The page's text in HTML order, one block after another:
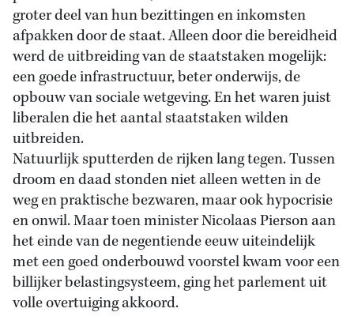
groter deel van hun bezittingen en inkomsten
afpakken door de staat. Alleen door die bereidheid
werd de uitbreiding van de staatstaken mogelijk:
een goede infrastructuur, beter onderwijs, de
opbouw van sociale wetgeving. En het waren juist
liberalen die het aantal staatstaken wilden
uitbreiden.
Natuurlijk sputterden de rijken lang tegen. Tussen
droom en daad stonden niet alleen wetten in de
weg en praktische bezwaren, maar ook hypocrisie
en onwil. Maar toen minister Nicolaas Pierson aan
het einde van de negentiende eeuw uiteindelijk
met een goed onderbouwd voorstel kwam voor een
billijker belastingsysteem, ging het parlement uit
volle overtuiging akkoord.